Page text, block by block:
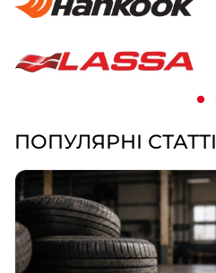
ПОПУЛЯРНІ СТАТТІ